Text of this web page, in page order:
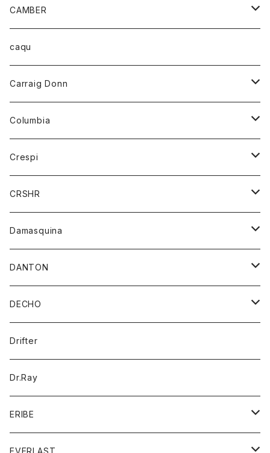
カードホルダー
チーフ
バンダナ
カーディガン
トレーナー
パーカー
ボトム
オーバーオール
ショートパンツ
レディース
オーバーオール
カーディガン
Tシャツ
パーカー
グッズ
靴
CAMBER
トップス
ハーフスリーブTシャツ
caqu
Carraig Donn
ニット
Columbia
アウター
ジャケット
Crespi
ジャケット
ワンピース
ブラウス
CRSHR
キャップ
Damasquina
ウォレット
カードケース
バッグ
DANTON
アウター
コート
ジャケット
アクセサリー
バッグ
キッズ
シャツ
Tシャツ
グッズ
帽子
トップス
DECHO
帽子
Drifter
Dr.Ray
ERIBE
ニット
EVERLAST